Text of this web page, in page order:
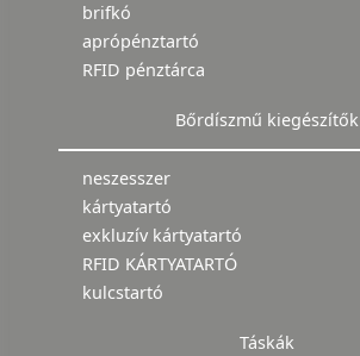
brifkó
aprópénztartó
RFID pénztárca
Bőrdíszmű kiegészítők
neszesszer
kártyatartó
exkluzív kártyatartó
RFID KÁRTYATARTÓ
kulcstartó
Táskák